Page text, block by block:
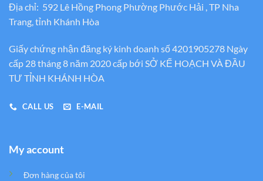
Địa chỉ: 592 Lê Hồng Phong Phường Phước Hải , TP Nha
Trang, tỉnh Khánh Hòa
Giấy chứng nhận đăng ký kinh doanh số 4201905278 Ngày
cấp 28 tháng 8 năm 2020 cấp bới SỞ KẾ HOẠCH VÀ ĐẦU
TƯ TỈNH KHÁNH HÒA
CALL US E-MAIL
My account
Đơn hàng của tôi